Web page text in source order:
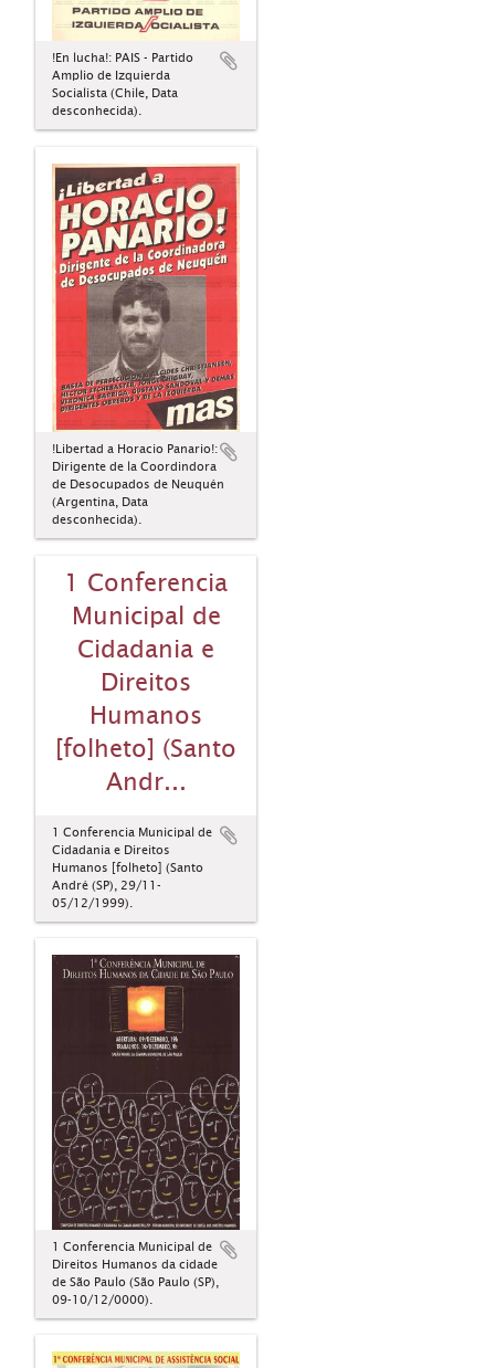
!En lucha!: PAIS - Partido
Amplio de Izquierda
Socialista (Chile, Data
desconhecida).
!Libertad a Horacio Panario!:
Dirigente de la Coordindora
de Desocupados de Neuquén
(Argentina, Data
desconhecida).
1 Conferencia
Municipal de
Cidadania e
Direitos
Humanos
[folheto] (Santo
Andr...
1 Conferencia Municipal de
Cidadania e Direitos
Humanos [folheto] (Santo
André (SP), 29/11-
05/12/1999).
1 Conferencia Municipal de
Direitos Humanos da cidade
de São Paulo (São Paulo (SP),
09-10/12/0000).